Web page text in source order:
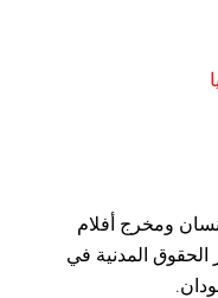
ومخرج أفلام
المدنية في